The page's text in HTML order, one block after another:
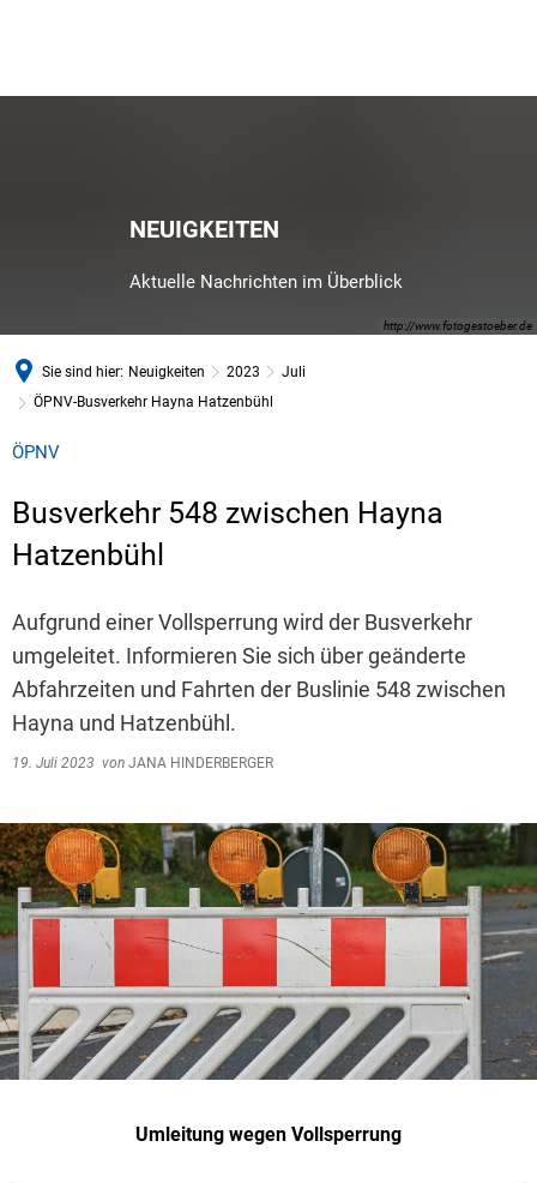
http://www.fotogestoeber.de
NEUIGKEITEN
Aktuelle Nachrichten im Überblick
Sie sind hier: Neuigkeiten 2023
Juli
ÖPNV-Busverkehr Hayna Hatzenbühl
ÖPNV
Busverkehr 548 zwischen Hayna
Hatzenbühl
Aufgrund einer Vollsperrung wird der Busverkehr
umgeleitet. Informieren Sie sich über geänderte
Abfahrzeiten und Fahrten der Buslinie 548 zwischen
Hayna und Hatzenbühl.
19. Juli 2023 von JANA HINDERBERGER
Umleitung wegen Vollsperrung